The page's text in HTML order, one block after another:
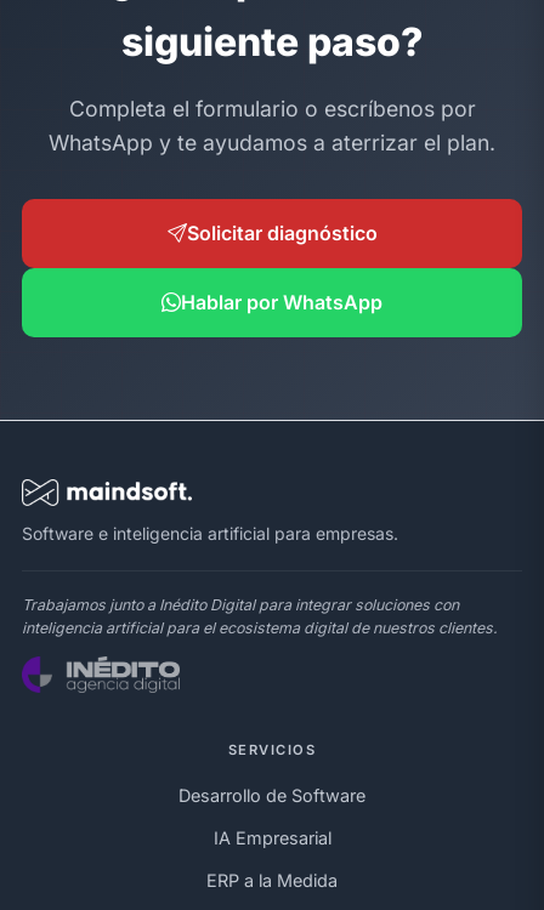
siguiente paso?
Completa el formulario o escríbenos por
WhatsApp y te ayudamos a aterrizar el plan.
Solicitar diagnóstico
Hablar por WhatsApp
Software e inteligencia artificial para empresas.
Trabajamos junto a Inédito Digital para integrar soluciones con
inteligencia artificial para el ecosistema digital de nuestros clientes.
SERVICIOS
Desarrollo de Software
IA Empresarial
ERP a la Medida